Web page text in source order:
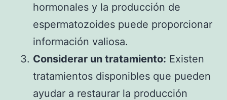
hormonales y la producción de
espermatozoides puede proporcionar
información valiosa.
Considerar un tratamiento: Existen
tratamientos disponibles que pueden
ayudar a restaurar la producción